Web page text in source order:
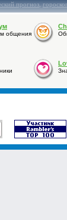
прогноз,
общения